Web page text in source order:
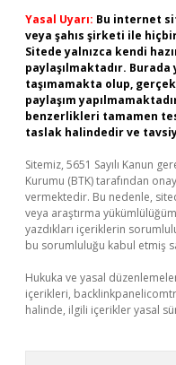
Yasal Uyarı: Bu internet
veya şahıs şirketi ile
Sitede yalnızca kendi
paylaşılmaktadır.
taşımamakta olup,
paylaşım
benzerlikleri tamamen
taslak halindedir ve
Sitemiz, 5651 Sayılı Kanun
Kurumu (BTK) tarafından
vermektedir. Bu nedenle,
veya araştırma
yazdıkları içeriklerin
bu sorumluluğu kabul etmiş
Hukuka ve yasal
içerikleri,
halinde, ilgili içerikler yasal